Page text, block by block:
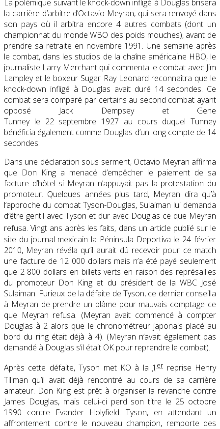
La polémique suivant le knock-down infligé à Douglas brisera
la carrière d’arbitre d’Octavio Meyran, qui sera renvoyé dans
son pays où il arbitra encore 4 autres combats (dont un
championnat du monde WBO des poids mouches), avant de
prendre sa retraite en novembre 1991 . Une semaine après
le combat, dans les studios de la chaîne américaine HBO, le
journaliste Larry Merchant qui commenta le combat avec Jim
Lampley et le boxeur Sugar Ray Leonard reconnaîtra que le
knock-down infligé à Douglas avait duré 14 secondes. Ce
combat sera comparé par certains au second combat ayant
opposé Jack Dempsey et Gene
Tunney le 22 septembre 1927 au cours duquel Tunney
bénéficia également comme Douglas d’un long compte de 14
secondes.
Dans une déclaration sous serment, Octavio Meyran affirma
que Don King a menacé d’empêcher le paiement de sa
facture d’hôtel si Meyran n’appuyait pas la protestation du
promoteur. Quelques années plus tard, Meyran dira qu’à
l’approche du combat Tyson-Douglas, Sulaiman lui demanda
d’être gentil avec Tyson et dur avec Douglas ce que Meyran
refusa. Vingt ans après les faits, dans un article publié sur le
site du journal mexicain la Péninsula Deportiva le 24 février
2010, Meyran révéla qu’il aurait dû recevoir pour ce match
une facture de 12 000 dollars mais n’a été payé seulement
que 2 800 dollars en billets verts en raison des représailles
du promoteur Don King et du président de la WBC José
Sulaiman. Furieux de la défaite de Tyson, ce dernier conseilla
à Meyran de prendre un blâme pour mauvais comptage ce
que Meyran refusa. (Meyran avait commencé à compter
Douglas à 2 alors que le chronométreur japonais placé au
bord du ring était déjà à 4). (Meyran n’avait également pas
demandé à Douglas s’il était OK pour reprendre le combat).
Après cette défaite, Tyson met KO à la 1er reprise Henry
Tillman qu’il avait déjà rencontré au cours de sa carrière
amateur. Don King est prêt à organiser la revanche contre
James Douglas, mais celui-ci perd son titre le 25 octobre
1990 contre Evander Holyfield. Tyson, en attendant un
affrontement contre le nouveau champion, remporte des